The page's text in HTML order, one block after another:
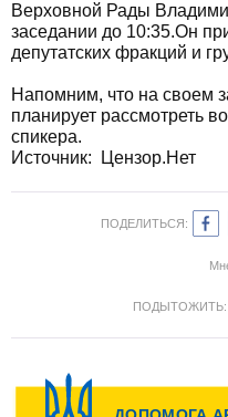
Верховной Рады
заседании до 10:35.Он
депутатских фракций и
Напомним, что на своем
планирует рассмотреть
спикера.
Источник: Цензор.Нет
ПОДЕЛИТЬСЯ:
ПОДЫТОЖИТЬ: